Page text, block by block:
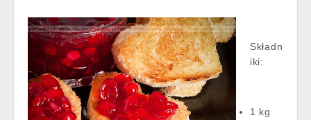
Składn
iki:
1 kg